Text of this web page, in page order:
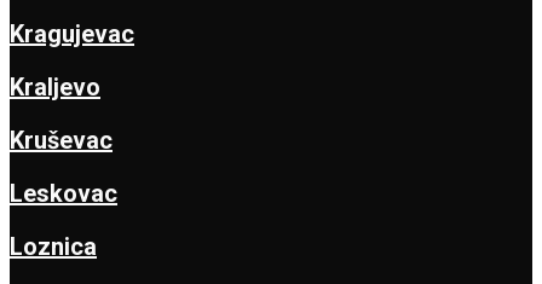
Kragujevac
Kraljevo
Kruševac
Leskovac
Loznica